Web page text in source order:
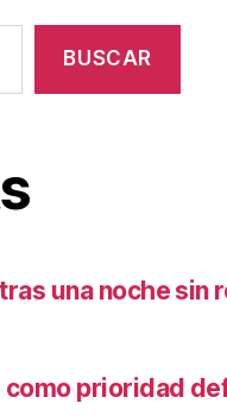
BUSCAR
una noche sin
como prioridad